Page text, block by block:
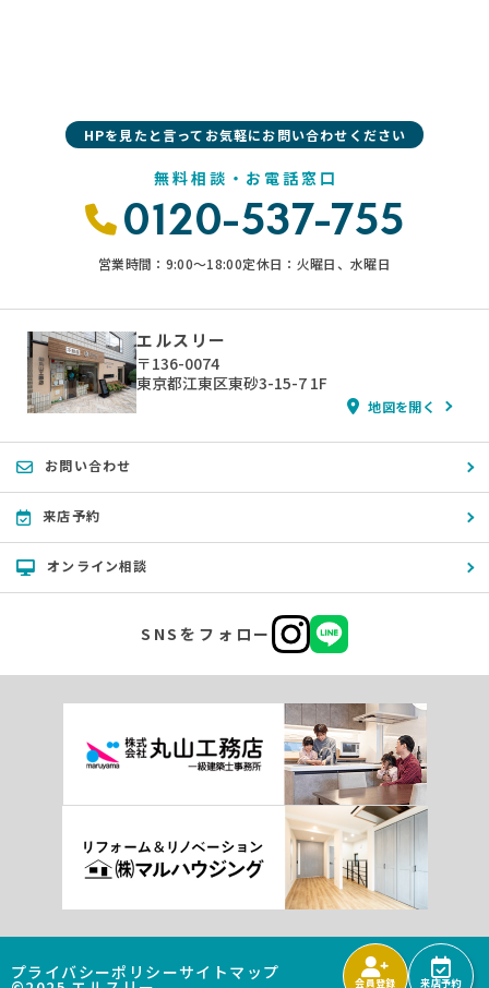
会員登録 来店予約
HPを見たと言ってお気軽にお問い合わせください
無料相談・お電話窓口
0120-537-755
営業時間：9:00〜18:00定休日：火曜日、水曜日
エルスリー
〒136-0074
東京都江東区東砂3-15-7 1F
地図を開く
お問い合わせ
来店予約
オンライン相談
SNSをフォロー
プライバシーポリシーサイトマップ